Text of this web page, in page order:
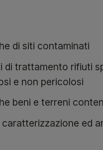
di siti contaminati
di trattamento rifiuti
e non pericolosi
beni e terreni
caratterizzazione ed